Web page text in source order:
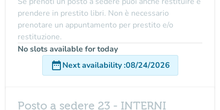
prendere in prestito libri. Non è necessario
prenotare un appuntamento per prestito e/o
restituzione.
No slots available for today
date_rangeNext availability:08/24/2026
Posto a sedere 23 - INTERNI